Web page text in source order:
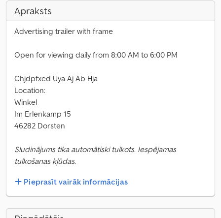
Apraksts
Advertising trailer with frame
Open for viewing daily from 8:00 AM to 6:00 PM
Chjdpfxed Uya Aj Ab Hja
Location:
Winkel
Im Erlenkamp 15
46282 Dorsten
Sludinājums tika automātiski tulkots. Iespējamas
tulkošanas kļūdas.
Pieprasīt vairāk informācijas